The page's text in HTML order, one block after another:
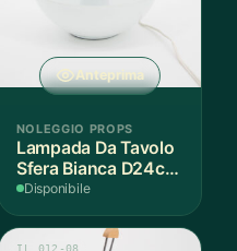
Anteprima
NOLEGGIO PROPS
Lampada Da Tavolo
Sfera Bianca D24cm
- 2 Pezzi
Disponibile
IL 012-08